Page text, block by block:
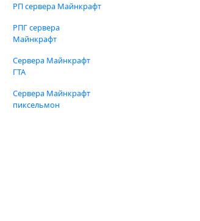
РП сервера Майнкрафт
РПГ сервера
Майнкрафт
Сервера Майнкрафт
ГТА
Сервера Майнкрафт
пиксельмон